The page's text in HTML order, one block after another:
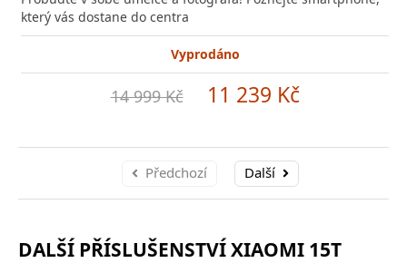
který vás dostane do centra
Vyprodáno
14 999 Kč 11 239 Kč
Předchozí Další
DALŠÍ PŘÍSLUŠENSTVÍ XIAOMI 15T